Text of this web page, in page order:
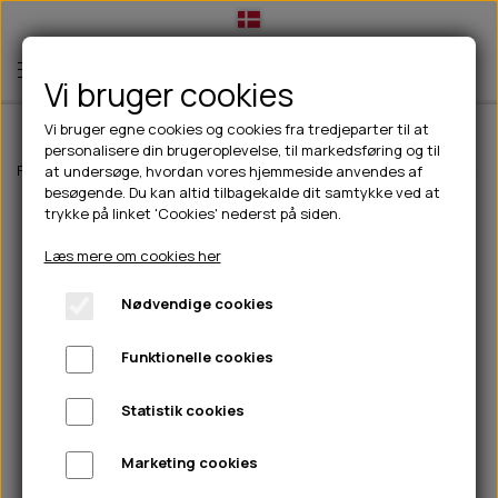
TIL HUND
💧FODER- VANDSKÅLE
CHICOPEE
GODBIDSTASKE
HALSBÅND
🦴 GODBIDDER & SNACKS
🍖 SMAGSVARIANTER
🎾 LEGETØJ
TÆNDER, ØRE, ØJE, POTER & NÆSE
🐾 UDSTYR & KOMFORT
TIL HUNDEEJER
DRIKKEFLASKER/TERMOFLASKER
HUER OG VANTER
PINEWOOD SALES
TIL KAT
TILBUD
NYHEDER
ABONNEMENT
Forside Til hunde Hundetøj Jakker til hunde Paikka Visibility
Vi bruger cookies
Vi bruger egne cookies og cookies fra tredjeparter til at
personalisere din brugeroplevelse, til markedsføring og til
at undersøge, hvordan vores hjemmeside anvendes af
besøgende. Du kan altid tilbagekalde dit samtykke ved at
trykke på linket 'Cookies' nederst på siden.
Læs mere om cookies her
Nødvendige cookies
Funktionelle cookies
Statistik cookies
Marketing cookies